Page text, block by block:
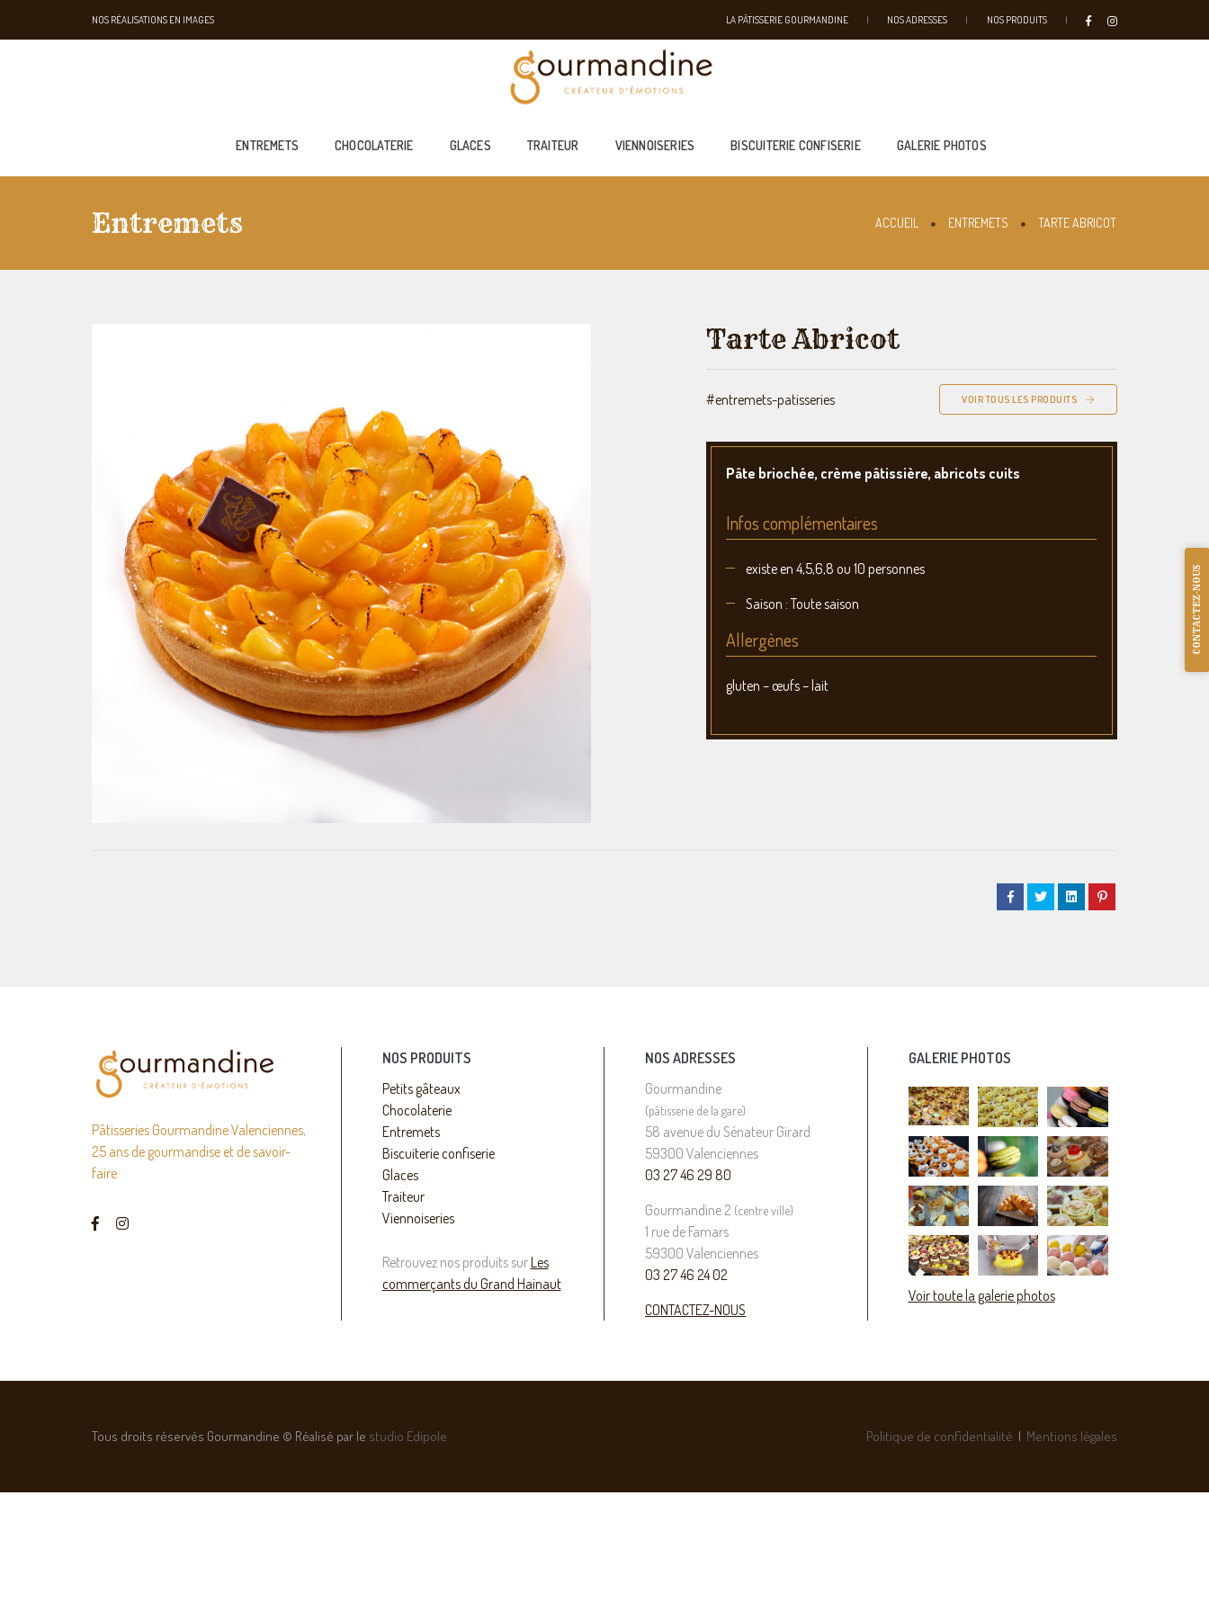
NOS RÉALISATIONS EN IMAGES LA PÂTISSERIE GOURMANDINE NOS ADRESSES NOS PRODUITS
ENTREMETS CHOCOLATERIE GLACES TRAITEUR VIENNOISERIES BISCUITERIE CONFISERIE GALERIE PHOTOS
Entremets ACCUEIL ENTREMETS TARTE ABRICOT
Tarte Abricot
#entremets-patisseries VOIR TOUS LES PRODUITS
Pâte briochée, crème pâtissière, abricots cuits
Infos complémentaires
existe en 4,5,6,8 ou 10 personnes
Saison : Toute saison
Allergènes
gluten – œufs – lait
Pâtisseries Gourmandine Valenciennes,
25 ans de gourmandise et de savoir-
faire
NOS PRODUITS
Petits gâteaux
Chocolaterie
Entremets
Biscuiterie confiserie
Glaces
Traiteur
Viennoiseries
Retrouvez nos produits surLes
commerçants du Grand Hainaut
NOS ADRESSES
Gourmandine
(pâtisserie de la gare)
58 avenue du Sénateur Girard
59300 Valenciennes
03 27 46 29 80
Gourmandine 2 (centre ville)
1 rue de Famars
59300 Valenciennes
03 27 46 24 02
CONTACTEZ-NOUS
GALERIE PHOTOS
Voir toute la galerie photos
Tous droits réservés Gourmandine © Réalisé par le studio Edipole Politique de confidentialité | Mentions légales
CONTACTEZ-NOUS